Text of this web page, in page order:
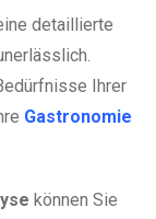
detaillierte
Ihrer
Gastronomie
können Sie